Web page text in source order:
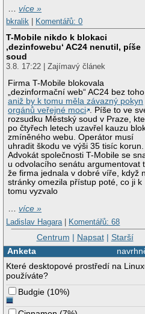
…více »
bkralik
Komentářů: 0
T-Mobile nikdo k blokaci
‚dezinfowebu‘ AC24 nenutil, píše
soud
3.8. 17:22 | Zajímavý článek
Firma T-Mobile blokovala
„dezinformační web“ AC24 bez
aniž by k tomu měla závazný pokyn
orgánů veřejné moci . Píše to ve
rozsudku Městský soud v Praze,
po čtyřech letech uzavřel kauzu
zmíněného webu. Operátor musí
uhradit škodu ve výši 35 tisíc korun.
Advokát společnosti T-Mobile se
u odvolacího senátu argumentovat
že firma jednala v dobré víře, když
stránky omezila přístup poté, co ji k
tomu vyzvalo
…více »
Ladislav Hagara | Komentářů: 68
Centrum | Napsat| Starší
Anketa
Které desktopové prostředí na
používáte?
Budgie (10%)